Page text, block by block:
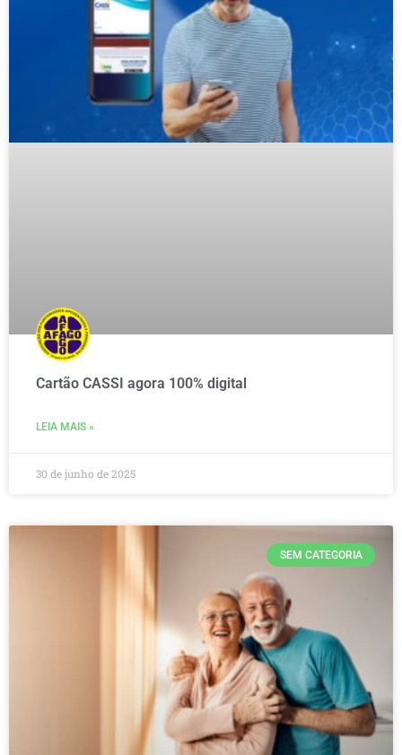
Cartão CASSI agora 100% digital
LEIA MAIS »
30 de junho de 2025
SEM CATEGORIA